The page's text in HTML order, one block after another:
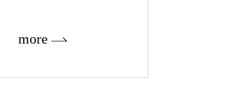
more